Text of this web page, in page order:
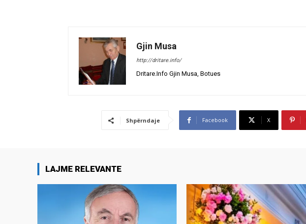
Gjin Musa
http://dritare.info/
Dritare.Info Gjin Musa, Botues
Shpërndaje Facebook X
LAJME RELEVANTE